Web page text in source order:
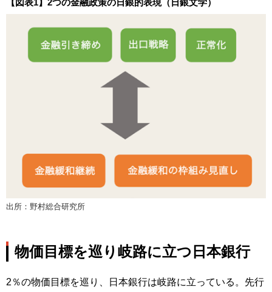
【図表1】2つの金融政策の日銀的表現（日銀文学）
出所：野村総合研究所
物価目標を巡り岐路に立つ日本銀行
2％の物価目標を巡り、日本銀行は岐路に立っている。先行